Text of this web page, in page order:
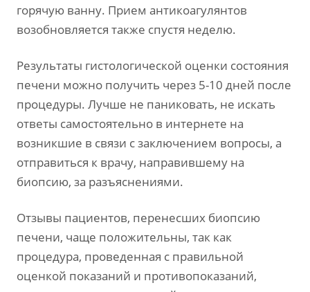
горячую ванну. Прием антикоагулянтов
возобновляется также спустя неделю.
Результаты гистологической оценки состояния
печени можно получить через 5-10 дней после
процедуры. Лучше не паниковать, не искать
ответы самостоятельно в интернете на
возникшие в связи с заключением вопросы, а
отправиться к врачу, направившему на
биопсию, за разъяснениями.
Отзывы пациентов, перенесших биопсию
печени, чаще положительны, так как
процедура, проведенная с правильной
оценкой показаний и противопоказаний,